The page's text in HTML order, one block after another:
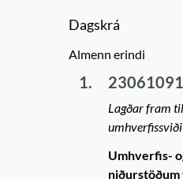
Dagskrá
Almenn erindi
1. 23061091
Lagðar fram
Umhverfis-